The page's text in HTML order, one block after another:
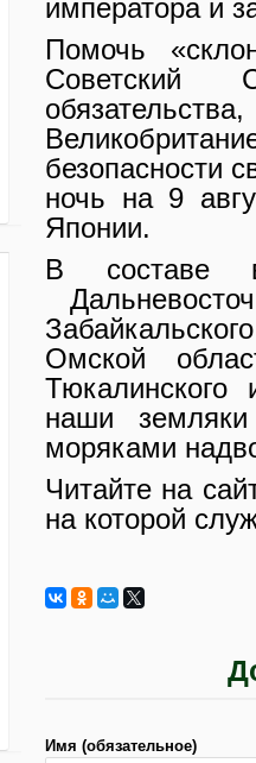
императора и
Помочь
Советский
безопасности
ночь на 9
Японии.
В составе
Омской
наши
моряками
Читайте на
на которой
Имя (обязательное)